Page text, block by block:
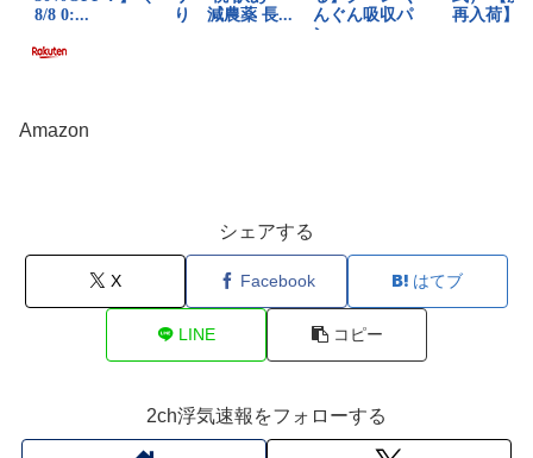
Amazon
シェアする
X Facebook はてブ
LINE コピー
2ch浮気速報をフォローする